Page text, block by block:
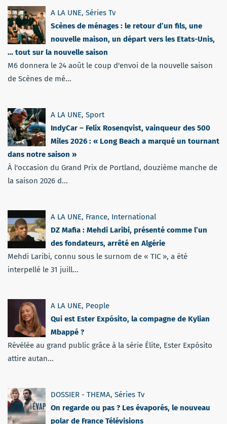
A LA UNE, Séries Tv
Scènes de ménages : le retour d’un fils, une
nouvelle maison, un départ vers les Etats-Unis,
… tout sur la nouvelle saison
M6 donnera le 24 août le coup d'envoi de la nouvelle saison
de Scènes de mé...
A LA UNE, Sport
IndyCar – Felix Rosenqvist, vainqueur des 500
Miles 2026 : « Long Beach a marqué un tournant
dans notre saison »
À l'occasion du Grand Prix de Portland, douzième manche de
la saison 2026 d...
A LA UNE, France, International
DZ Mafia : Mehdi Laribi, présenté comme l’un
des fondateurs, arrêté en Algérie
Mehdi Laribi, connu sous le surnom de « TIC », a été
interpellé le 31 juill...
A LA UNE, People
Qui est Ester Expósito, la compagne de Kylian
Mbappé ?
Révélée au grand public grâce à la série Élite, Ester Expósito
attire autan...
DOSSIER - THEMA, Séries Tv
On regarde ou pas ? Les évaporés, le nouveau
polar de France Télévisions